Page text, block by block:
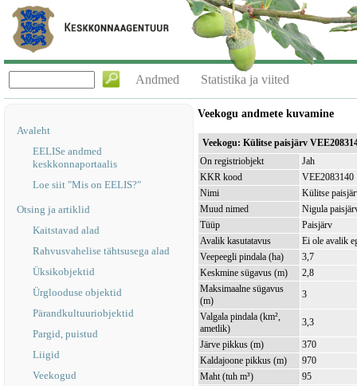
Andmed Statistika ja viited
Avaleht
EELISe andmed
keskkonnaportaalis
Loe siit "Mis on EELIS?"
Otsing ja artiklid
Kaitstavad alad
Rahvusvahelise tähtsusega alad
Üksikobjektid
Ürglooduse objektid
Pärandkultuuriobjektid
Pargid, puistud
Liigid
Veekogud
Veekogu andmete kuvamine
Veekogu: Külitse paisjärv
On registriobjekt
Jah
KKR kood
VEE2083140
Nimi
Külitse
Muud nimed
Nigula
Tüüp
Paisjärv
Avalik kasutatavus
Ei ole avalik
Veepeegli pindala (ha)
3,7
Keskmine sügavus (m)
2,8
Maksimaalne sügavus
(m)
3
Valgala pindala (km²,
ametlik)
3,3
Järve pikkus (m)
370
Kaldajoone pikkus (m)
970
Maht (tuh m³)
95